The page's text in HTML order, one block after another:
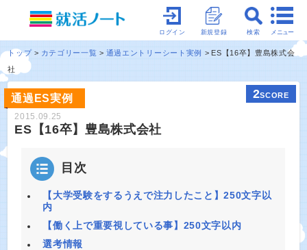
メニュー
検索
新規登録
ログイン
トップ カテゴリー一覧 通過エントリーシート実例
ES【16卒】豊島株式会
社
通過ES実例 2SCORE
2015.09.25
ES【16卒】豊島株式会社
目次
【大学受験をするうえで注力したこと】250文字以
内
【働く上で重要視している事】250文字以内
選考情報